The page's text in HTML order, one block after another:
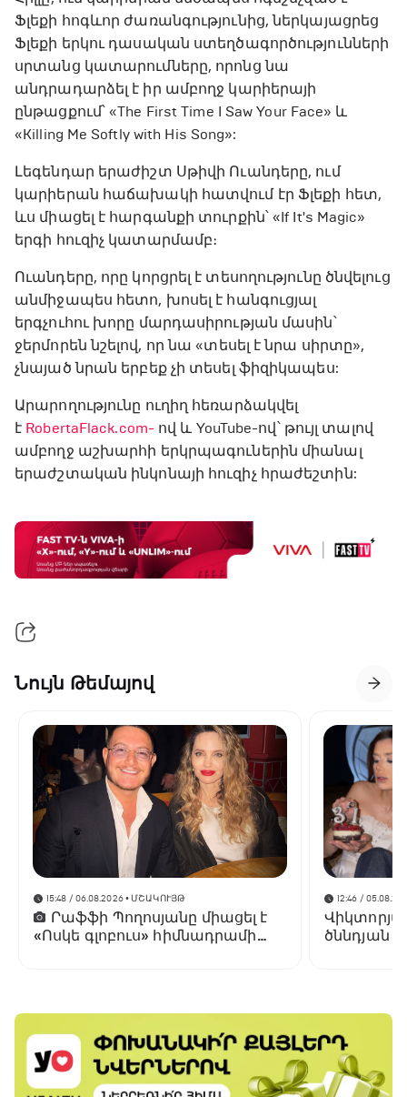
Ֆլեքի հոգևոր ժառանգությունից, ներկայացրեց
Ֆլեքի երկու դասական ստեղծագործությունների
սրտանց կատարումները, որոնց նա
անդրադարձել է իր ամբողջ կարիերայի
ընթացքում՝ «The First Time I Saw Your Face» և
«Killing Me Softly with His Song»:
Լեգենդար երաժիշտ Սթիվի Ուանդերը, ում
կարիերան հաճախակի հատվում էր Ֆլեքի հետ,
ևս միացել է հարգանքի տուրքին՝ «If It's Magic»
երգի հուզիչ կատարմամբ։
Ուանդերը, որը կորցրել է տեսողությունը ծնվելուց
անմիջապես հետո, խոսել է հանգուցյալ
երգչուհու խորը մարդասիրության մասին՝
ջերմորեն նշելով, որ նա «տեսել է նրա սիրտը»,
չնայած նրան երբեք չի տեսել ֆիզիկապես:
Արարողությունը ուղիղ հեռարձակվել
է RobertaFlack.com- ով և YouTube-ով՝ թույլ տալով
ամբողջ աշխարհի երկրպագուներին միանալ
երաժշտական ինկոնայի հուզիչ հրաժեշտին:
Նույն Թեմայով
15:48 / 06.08.2026• ՄՇԱԿՈՒՅԹ
Րաֆֆի Պողոսյանը միացել է
«Ոսկե գլոբուս» հիմնադրամի
12:46 /
Վիկտորյա
ծննդյան